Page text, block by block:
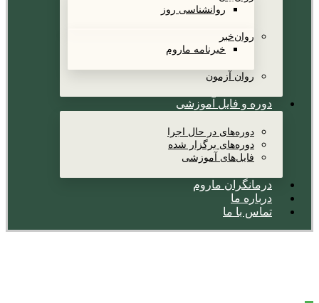
روانشناسی روز
روان‌خبر
خبرنامه ماروم
روان آزمون
دوره و فایل آموزشی
دوره‌های در حال اجرا
دوره‌های برگزار شده
فایل‌های آموزشی
درمانگران ماروم
درباره ما
تماس با ما